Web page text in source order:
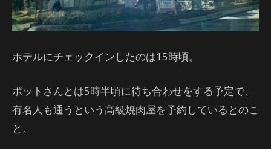
ホテルにチェックインしたのは15時頃。
ポットさんとは5時半頃に待ち合わせをする予定で、
有名人も通うという高級焼肉屋を予約しているとのこ
と。